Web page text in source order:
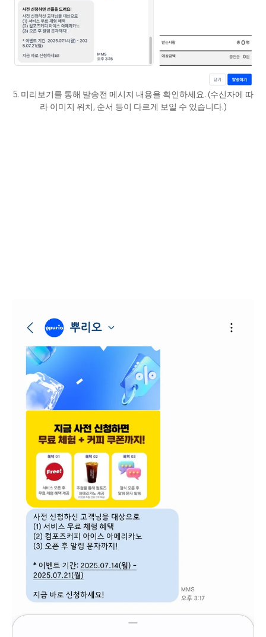
5. 미리보기를 통해 발송전 메시지 내용을 확인하세요. (수신자에 따
라 이미지 위치, 순서 등이 다르게 보일 수 있습니다.)